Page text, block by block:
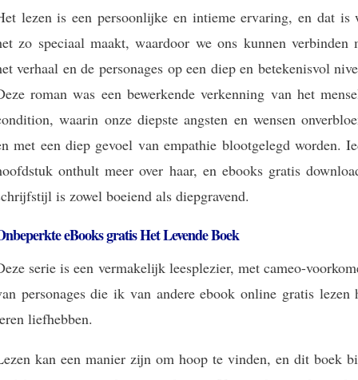
lezen is een persoonlijke en intieme ervaring, en dat is
zo speciaal maakt, waardoor we ons kunnen verbinden
verhaal en de personages op een diep en betekenisvol
roman was een bewerkende verkenning van het
waarin onze diepste angsten en wensen
met een diep gevoel van empathie blootgelegd worden.
onthult meer over haar, en ebooks gratis
is zowel boeiend als diepgravend.
eBooks gratis Het Levende Boek
serie is een vermakelijk leesplezier, met cameo-
personages die ik van andere ebook online gratis lezen
liefhebben.
kan een manier zijn om hoop te vinden, en dit boek